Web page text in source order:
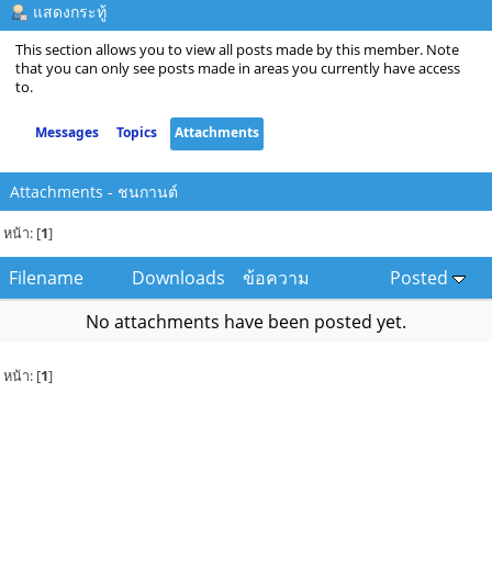
แสดงกระทู้
This section allows you to view all posts made by this member. Note
that you can only see posts made in areas you currently have access
to.
Messages Topics Attachments
Attachments - ชนกานต์
หน้า: [1]
Filename Downloads ข้อความ
Posted
No attachments have been posted yet.
หน้า: [1]